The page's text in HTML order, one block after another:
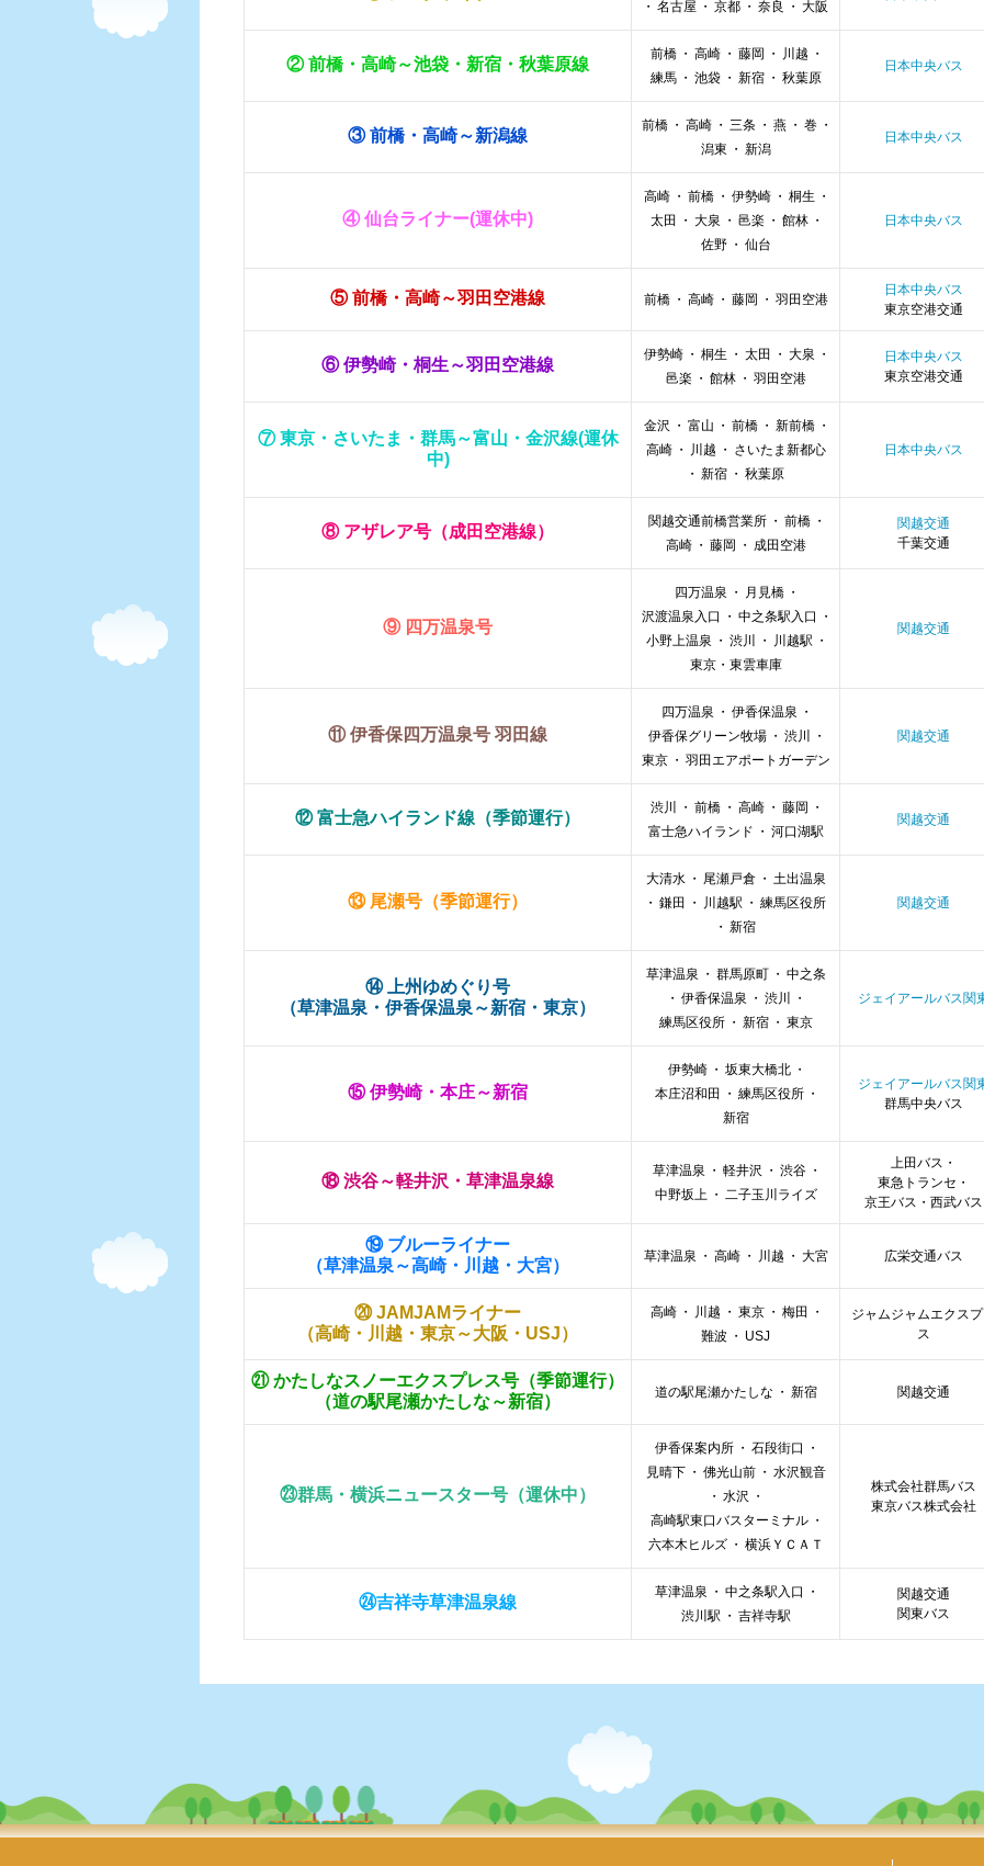
・ 名古屋 ・ 京都 ・ 奈良 ・ 大阪
② 前橋・高崎～池袋・新宿・秋葉原線
前橋 ・ 高崎 ・ 藤岡 ・ 川越 ・
練馬 ・ 池袋 ・ 新宿 ・ 秋葉原
日本中央バス
③ 前橋・高崎～新潟線
前橋 ・ 高崎 ・ 三条 ・ 燕 ・ 巻 ・
潟東 ・ 新潟
日本中央バス
④ 仙台ライナー(運休中)
高崎 ・ 前橋 ・ 伊勢崎 ・ 桐生 ・
太田
・ 大泉 ・ 邑楽 ・ 館林 ・
佐野 ・ 仙台
日本中央バス
⑤ 前橋・高崎～羽田空港線 前橋 ・ 高崎 ・ 藤岡 ・ 羽田空港
日本中央バス
東京空港交通
⑥ 伊勢崎・桐生～羽田空港線
伊勢崎 ・ 桐生 ・ 太田 ・ 大泉 ・
邑楽 ・ 館林 ・ 羽田空港
日本中央バス
東京空港交通
⑦ 東京・さいたま・群馬～富山・金沢線(運休
中)
金沢 ・ 富山 ・ 前橋 ・ 新前橋 ・
高崎 ・ 川越 ・ さいたま新都心
・ 新宿 ・ 秋葉原
日本中央バス
⑧ アザレア号（成田空港線）
関越交通前橋営業所 ・ 前橋 ・
高崎 ・ 藤岡 ・ 成田空港
関越交通
千葉交通
⑨ 四万温泉号
四万温泉 ・ 月見橋 ・
沢渡温泉入口
・ 中之条駅入口
・
小野上温泉 ・ 渋川 ・ 川越駅 ・
東京・東雲車庫
関越交通
⑪ 伊香保四万温泉号 羽田線
四万温泉 ・ 伊香保温泉 ・
伊香保グリーン牧場 ・ 渋川
・
東京 ・ 羽田エアポートガーデン
関越交通
⑫ 富士急ハイランド線（季節運行）
渋川 ・ 前橋 ・ 高崎 ・ 藤岡
・
富士急ハイランド ・ 河口湖駅
関越交通
⑬ 尾瀬号（季節運行）
大清水 ・ 尾瀬戸倉 ・ 土出温泉
・ 鎌田 ・ 川越駅 ・ 練馬区役所
・ 新宿
関越交通
⑭ 上州ゆめぐり号
（草津温泉・伊香保温泉～新宿・東京）
草津温泉 ・ 群馬原町 ・ 中之条
・ 伊香保温泉 ・ 渋川
・
練馬区役所 ・ 新宿 ・ 東京
ジェイアールバス関
⑮ 伊勢崎・本庄～新宿
伊勢崎 ・ 坂東大橋北 ・
本庄沼和田
・ 練馬区役所 ・
新宿
ジェイアールバス関
群馬中央バス
⑱ 渋谷～軽井沢・草津温泉線
草津温泉 ・ 軽井沢 ・ 渋谷 ・
中野坂上 ・ 二子玉川ライズ
上田バス・
東急トランセ・
京王バス・西武バス
⑲ ブルーライナー
（草津温泉～高崎・川越・大宮）
草津温泉 ・ 高崎 ・ 川越 ・ 大宮 広栄交通バス
⑳ JAMJAMライナー
（高崎・川越・東京～大阪・USJ）
高崎 ・ 川越 ・ 東京 ・ 梅田
・
難波 ・ USJ
ジャムジャムエクス
ス
㉑ かたしなスノーエクスプレス号（季節運行）
（道の駅尾瀬かたしな～新宿）
道の駅尾瀬かたしな ・ 新宿 関越交通
㉓群馬・横浜ニュースター号（運休中）
伊香保案内所 ・ 石段街口
・
見晴下 ・ 佛光山前 ・ 水沢観音
・ 水沢 ・
高崎駅東口バスターミナル ・
六本木ヒルズ ・ 横浜ＹＣＡＴ
株式会社群馬バス
東京バス株式会社
㉔吉祥寺草津温泉線
草津温泉 ・ 中之条駅入口
・
渋川駅 ・ 吉祥寺駅
関越交通
関東バス